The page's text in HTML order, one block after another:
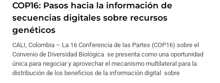
COP16: Pasos hacia la información de
secuencias digitales sobre recursos
genéticos
CALI, Colombia – La 16 Conferencia de las Partes (COP16) sobre el
Convenio de Diversidad Biológica se presenta como una oportunidad
única para negociar y aprovechar el mecanismo multilateral para la
distribución de los beneficios de la información digital sobre